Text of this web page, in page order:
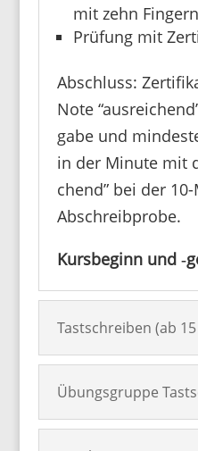
mit zehn Fingern
Prüfung mit
Abschluss:
Note
gabe und
in der Minute mit
chend” bei der
Abschreibprobe.
Kurs­be­ginn und
Tastschreiben (ab 15
Übungsgruppe